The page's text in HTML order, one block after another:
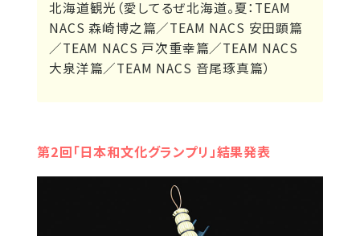
北海道観光（愛してるぜ北海道。夏：TEAM
NACS 森崎博之篇／TEAM NACS 安田顕篇
／TEAM NACS 戸次重幸篇／TEAM NACS
大泉洋篇／TEAM NACS 音尾琢真篇）
第2回「日本和文化グランプリ」結果発表